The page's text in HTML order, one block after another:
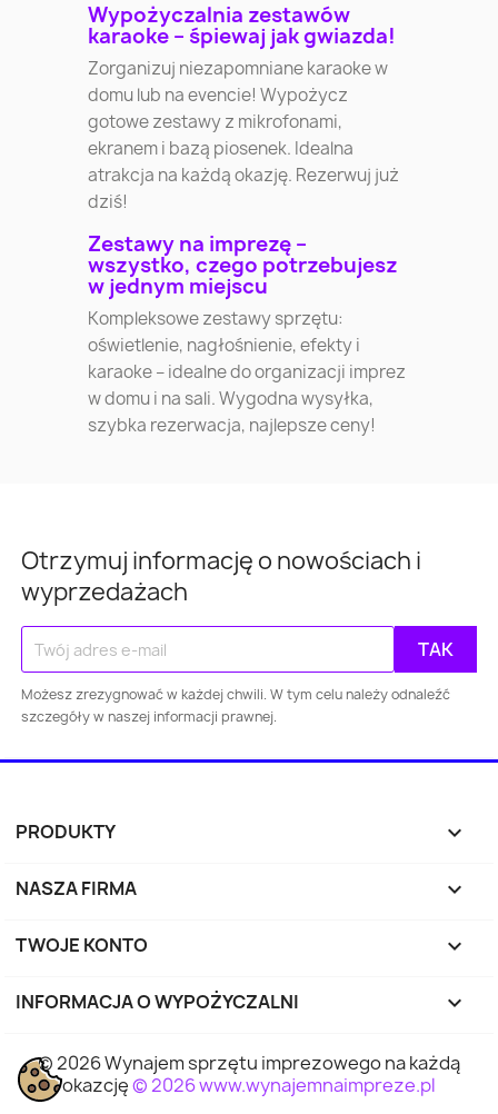
Warszawa
Gdańsk Bydgoszcz
Katowice Gdynia
Zabrze
Dąbrowa
Elbląg
Tarnów Chorzów Koszalin
Wypożyczalnia zestawów
karaoke – śpiewaj jak gwiazda!
Zorganizuj niezapomniane karaoke w
domu lub na evencie! Wypożycz
gotowe zestawy z mikrofonami,
ekranem i bazą piosenek. Idealna
atrakcja na każdą okazję. Rezerwuj już
dziś!
Zestawy na imprezę –
wszystko, czego potrzebujesz
w jednym miejscu
Kompleksowe zestawy sprzętu:
oświetlenie, nagłośnienie, efekty i
karaoke – idealne do organizacji imprez
w domu i na sali. Wygodna wysyłka,
szybka rezerwacja, najlepsze ceny!
Otrzymuj informację o nowościach i
wyprzedażach
Możesz zrezygnować w każdej chwili. W tym celu należy odnaleźć
szczegóły w naszej informacji prawnej.
PRODUKTY 
NASZA FIRMA 
TWOJE KONTO 
INFORMACJA O WYPOŻYCZALNI keyboard_arrow_down
© 2026 Wynajem sprzętu imprezowego na każdą
okazcję© 2026 www.wynajemnaimpreze.pl